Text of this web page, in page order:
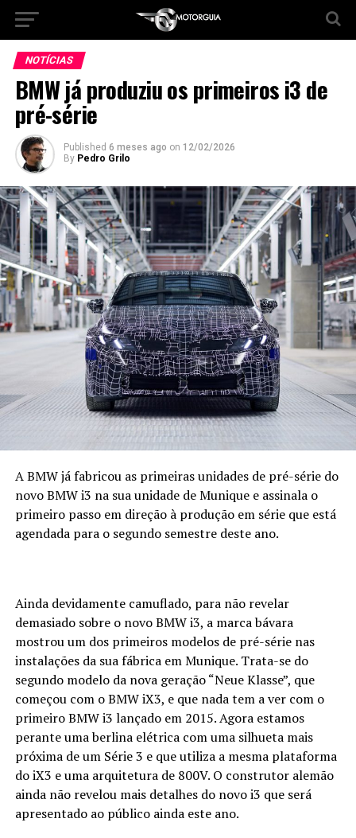
NOTÍCIAS
BMW já produziu os primeiros i3 de
pré-série
Published 6 meses ago on 12/02/2026
By Pedro Grilo
A BMW já fabricou as primeiras unidades de pré-série do
novo BMW i3 na sua unidade de Munique e assinala o
primeiro passo em direção à produção em série que está
agendada para o segundo semestre deste ano.
Ainda devidamente camuflado, para não revelar
demasiado sobre o novo BMW i3, a marca bávara
mostrou um dos primeiros modelos de pré-série nas
instalações da sua fábrica em Munique. Trata-se do
segundo modelo da nova geração “Neue Klasse”, que
começou com o BMW iX3, e que nada tem a ver com o
primeiro BMW i3 lançado em 2015. Agora estamos
perante uma berlina elétrica com uma silhueta mais
próxima de um Série 3 e que utiliza a mesma plataforma
do iX3 e uma arquitetura de 800V. O construtor alemão
ainda não revelou mais detalhes do novo i3 que será
apresentado ao público ainda este ano.